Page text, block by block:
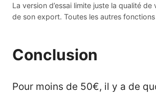
La version d’essai limite juste la qualité
de son export. Toutes les autres
Conclusion
Pour moins de 50€, il y a de